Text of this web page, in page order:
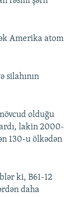
Amerika atom
silahının
olduğu
lakin 2000-
130-u ölkədən
ki, B61-12
daha